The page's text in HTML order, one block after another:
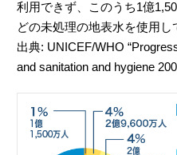
利用できず、このうち1億
どの未処理の地表水を使用し
出典: UNICEF/WHO
and sanitation and hygiene